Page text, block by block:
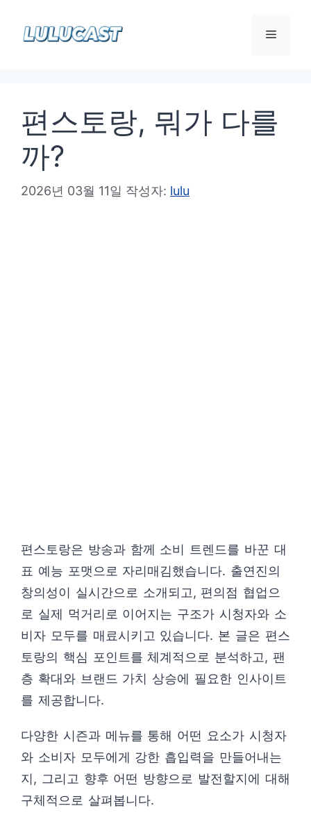
메
편스토랑, 뭐가 다를
까?
2026년 03월 11일 작성자: lulu
편스토랑은 방송과 함께 소비 트렌드를 바꾼 대
표 예능 포맷으로 자리매김했습니다. 출연진의
창의성이 실시간으로 소개되고, 편의점 협업으
로 실제 먹거리로 이어지는 구조가 시청자와 소
비자 모두를 매료시키고 있습니다. 본 글은 편스
토랑의 핵심 포인트를 체계적으로 분석하고, 팬
층 확대와 브랜드 가치 상승에 필요한 인사이트
를 제공합니다.
다양한 시즌과 메뉴를 통해 어떤 요소가 시청자
와 소비자 모두에게 강한 흡입력을 만들어내는
지, 그리고 향후 어떤 방향으로 발전할지에 대해
구체적으로 살펴봅니다.